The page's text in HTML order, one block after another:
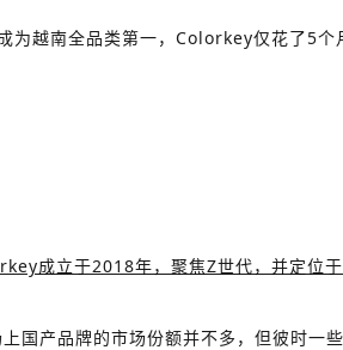
为越南全品类第一，Colorkey仅花了5个
成立于2018年，聚焦Z世代，并定位
国产品牌的市场份额并不多，但彼时